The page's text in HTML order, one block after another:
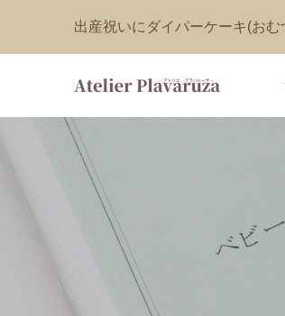
出産祝いにダイパーケーキ(お